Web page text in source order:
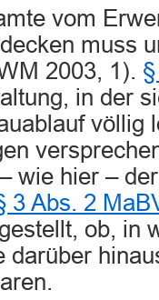
vom
muss
2003, 1).
in der
völlig
wie hier –
3 Abs. 2
ob, in
darüber